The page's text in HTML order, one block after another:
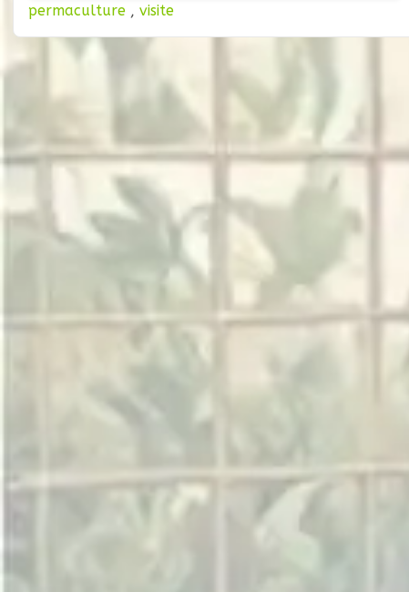
lieu unique ! N’hésitez pas à amener un petit
casse-croûte pour participer au repas
partagé traditionnel de
permaculture , visite